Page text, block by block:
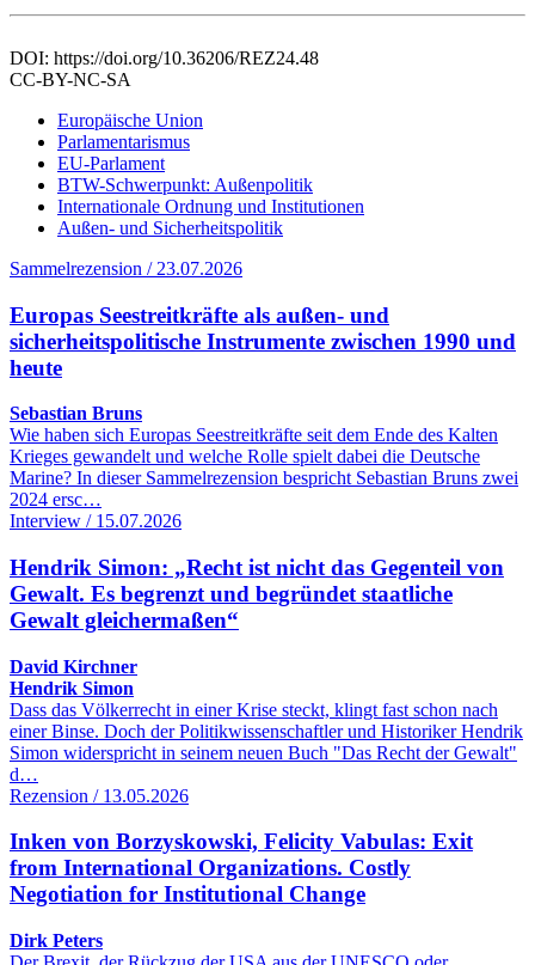
DOI: https://doi.org/10.36206/REZ24.48
CC-BY-NC-SA
Europäische Union
Parlamentarismus
EU-Parlament
BTW-Schwerpunkt: Außenpolitik
Internationale Ordnung und Institutionen
Außen- und Sicherheitspolitik
Sammelrezension / 23.07.2026
Europas Seestreitkräfte als außen- und
sicherheitspolitische Instrumente zwischen 1990 und
heute
Sebastian Bruns
Wie haben sich Europas Seestreitkräfte seit dem Ende des Kalten
Krieges gewandelt und welche Rolle spielt dabei die Deutsche
Marine? In dieser Sammelrezension bespricht Sebastian Bruns zwei
2024 ersc…
Interview / 15.07.2026
Hendrik Simon: „Recht ist nicht das Gegenteil von
Gewalt. Es begrenzt und begründet staatliche
Gewalt gleichermaßen“
David Kirchner
Hendrik Simon
Dass das Völkerrecht in einer Krise steckt, klingt fast schon nach
einer Binse. Doch der Politikwissenschaftler und Historiker Hendrik
Simon widerspricht in seinem neuen Buch "Das Recht der Gewalt"
d…
Rezension / 13.05.2026
Inken von Borzyskowski, Felicity Vabulas: Exit
from International Organizations. Costly
Negotiation for Institutional Change
Dirk Peters